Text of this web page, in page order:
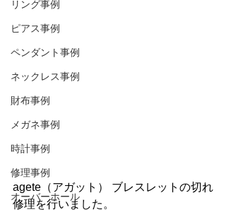
リング事例
ピアス事例
ペンダント事例
ネックレス事例
財布事例
メガネ事例
時計事例
修理事例
オーバーホール
agete（アガット） ブレスレットの切れ
修理を行いました。